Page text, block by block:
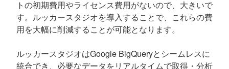
トの初期費用やライセンス費用がないので、大きいで
す。ルッカースタジオを導入することで、これらの費
用を大幅に削減することが可能となります。
ルッカースタジオはGoogle BigQueryとシームレスに
統合でき、必要なデータをリアルタイムで取得・分析